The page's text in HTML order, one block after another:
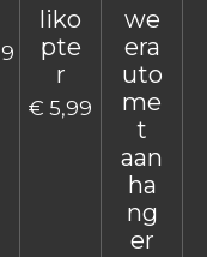
liko
pte
r
€ 5,99
we
era
uto
me
t
aan
ha
ng
er